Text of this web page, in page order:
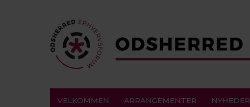
VELKOMMEN ARRANGEMENTER NYHEDER